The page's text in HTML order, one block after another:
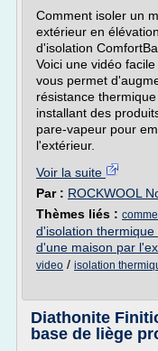
Comment isoler un
extérieur en
d'isolation
Voici une vidéo
vous permet
résistance
installant des
pare-vapeur pour
l'extérieur.
Voir la suite
Par : ROCKWOOL
Thèmes liés :
d'isolation
d'une maison par
video / isolation
Diathonite
base de liège